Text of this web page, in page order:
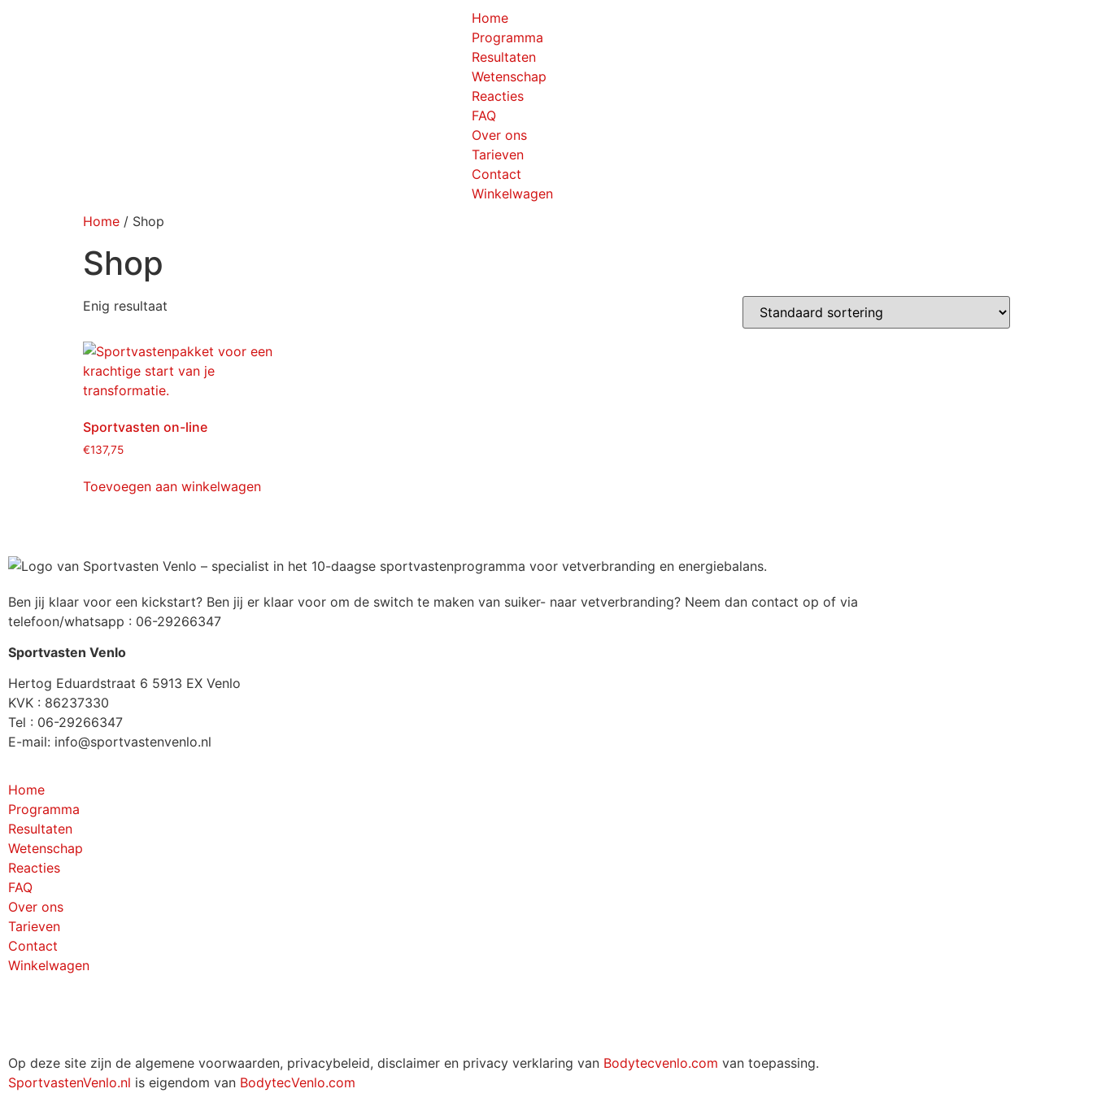
Home
Programma
Resultaten
Wetenschap
Reacties
FAQ
Over ons
Tarieven
Contact
Winkelwagen
Home / Shop
Shop
Enig resultaat
Sportvasten on-line
€137,75
Toevoegen aan winkelwagen
Ben jij klaar voor een kickstart? Ben jij er klaar voor om de switch te maken van suiker- naar vetverbranding? Neem dan contact op of via
telefoon/whatsapp : 06-29266347
Sportvasten Venlo
Hertog Eduardstraat 6 5913 EX Venlo
KVK : 86237330
Tel : 06-29266347
E-mail: info@sportvastenvenlo.nl
Home
Programma
Resultaten
Wetenschap
Reacties
FAQ
Over ons
Tarieven
Contact
Winkelwagen
Op deze site zijn de algemene voorwaarden, privacybeleid, disclaimer en privacy verklaring van Bodytecvenlo.com van toepassing.
SportvastenVenlo.nl is eigendom van BodytecVenlo.com